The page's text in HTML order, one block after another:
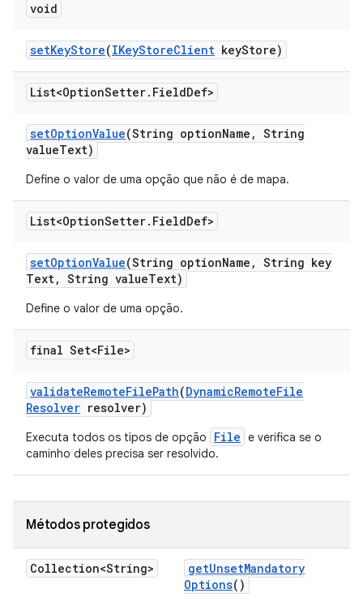
void
setKeyStore(IKeyStoreClient keyStore)
List<OptionSetter. FieldDef>
setOptionValue(String optionName , String
valueText)
Define o valor de uma opção que não é de mapa.
List<OptionSetter. FieldDef>
setOptionValue(String optionName , String key
Text, String valueText)
Define o valor de uma opção.
final Set<File>
validateRemoteFilePath(DynamicRemoteFile
Resolver resolver)
Executa todos os tipos de opção File e verifica se o
caminho deles precisa ser resolvido.
Métodos protegidos
Collection<String> getUnsetMandatory
Options()